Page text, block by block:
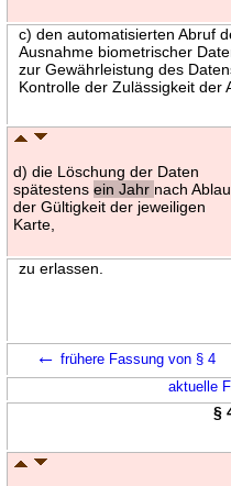
c) den automatisierten Abruf
Ausnahme biometrischer
zur Gewährleistung des
Kontrolle der Zulässigkeit der
d) die Löschung der Daten
spätestensein Jahr nach
der Gültigkeit der jeweiligen
Karte,
zu erlassen.
← frühere Fassung von § 4
aktuelle
§